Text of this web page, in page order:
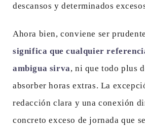
descansos y determinados
Ahora bien, conviene ser
significa que cualquier
ambigua sirva, ni que todo plus
absorber horas extras. La
redacción clara y una conexión
concreto exceso de jornada que